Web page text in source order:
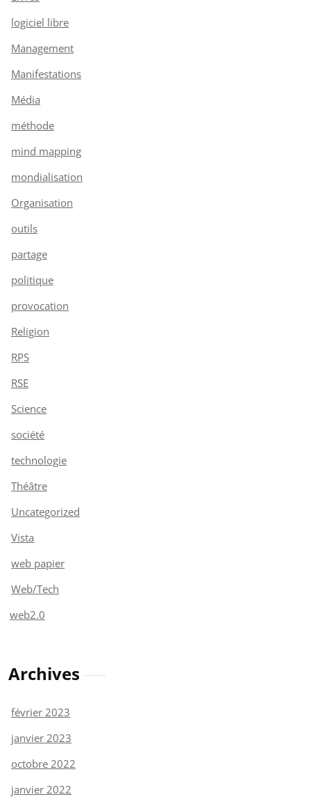
logiciel libre
Management
Manifestations
Média
méthode
mind mapping
mondialisation
Organisation
outils
partage
politique
provocation
Religion
RPS
RSE
Science
société
technologie
Théâtre
Uncategorized
Vista
web papier
Web/Tech
web2.0
Archives
février 2023
janvier 2023
octobre 2022
janvier 2022